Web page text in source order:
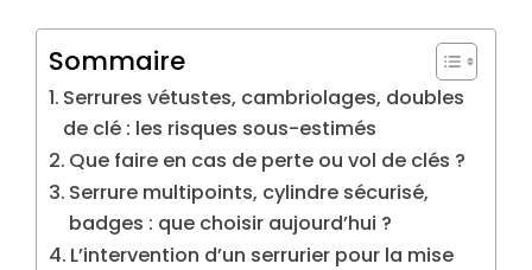
Sommaire
Serrures vétustes, cambriolages, doubles
de clé : les risques sous-estimés
Que faire en cas de perte ou vol de clés ?
Serrure multipoints, cylindre sécurisé,
badges : que choisir aujourd’hui ?
L’intervention d’un serrurier pour la mise